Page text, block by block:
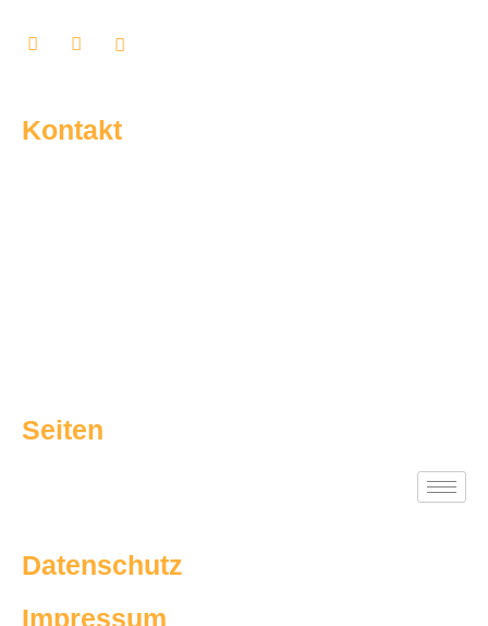
Kontakt
Seiten
Datenschutz
Impressum